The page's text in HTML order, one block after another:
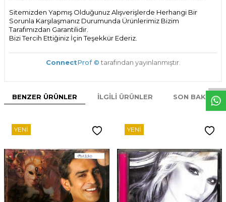
Sitemizden Yapmış Olduğunuz Alışverişlerde Herhangi Bir
Sorunla Karşılaşmanız Durumunda Ürünlerimiz Bizim
Tarafımızdan Garantilidir.
Bizi Tercih Ettiğiniz İçin Teşekkür Ederiz.
ConnectProf © tarafından yayınlanmıştır.
BENZER ÜRÜNLER İLGILI ÜRÜNLER SON
YENI YENI